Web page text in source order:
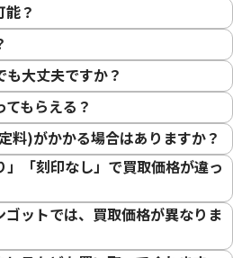
？
大丈夫ですか？
もらえる？
料)がかかる場合はありますか？
「刻印なし」で買取価格が違っ
ットでは、買取価格が異なりま